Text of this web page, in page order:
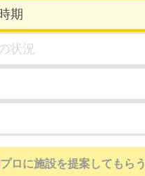
プロに施設を提案してもらう